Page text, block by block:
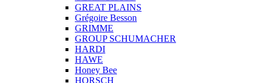
GREAT PLAINS
Grégoire Besson
GRIMME
GROUP SCHUMACHER
HARDI
HAWE
Honey Bee
HORSCH